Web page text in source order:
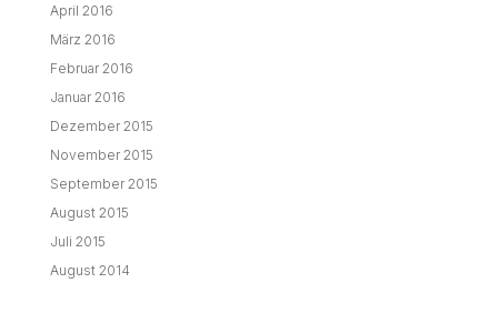
April 2016
März 2016
Februar 2016
Januar 2016
Dezember 2015
November 2015
September 2015
August 2015
Juli 2015
August 2014